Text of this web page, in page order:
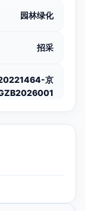
园林绿化
招采
京